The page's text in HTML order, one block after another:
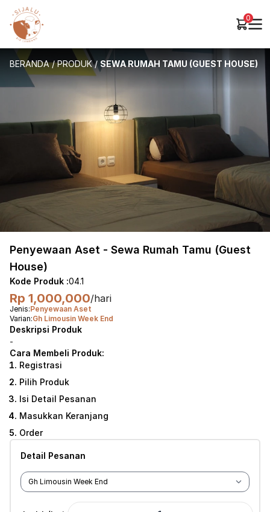
0
BERANDA / PRODUK / SEWA RUMAH TAMU (GUEST HOUSE)
Penyewaan Aset - Sewa Rumah Tamu (Guest
House)
Kode Produk :04.1
Rp 1,000,000/hari
Jenis:Penyewaan Aset
Varian:Gh Limousin Week End
Deskripsi Produk
-
Cara Membeli Produk:
Registrasi
Pilih Produk
Isi Detail Pesanan
Masukkan Keranjang
Order
Detail Pesanan